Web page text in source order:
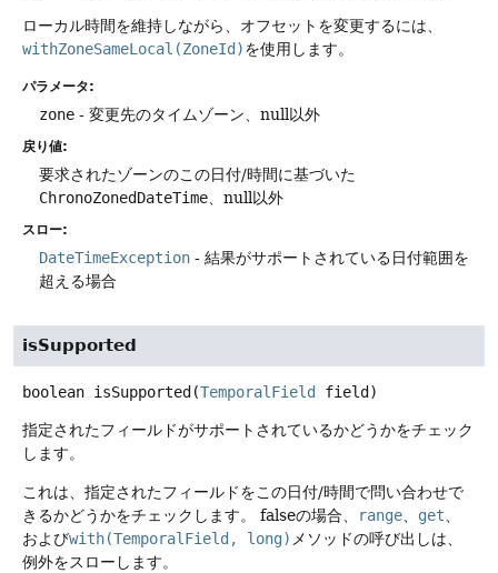
ローカル時間を維持しながら、オフセットを変更するには、
withZoneSameLocal(ZoneId)を使用します。
パラメータ:
zone - 変更先のタイムゾーン、null以外
戻り値:
要求されたゾーンのこの日付/時間に基づいた
ChronoZonedDateTime 、null以外
スロー:
DateTimeException - 結果がサポートされている日付範囲を
超える場合
isSupported
boolean isSupported (TemporalField field)
指定されたフィールドがサポートされているかどうかをチェック
します。
これは、指定されたフィールドをこの日付/時間で問い合わせで
きるかどうかをチェックします。
falseの場合、 range get
およびwith(TemporalField, long) メソッドの呼び出しは、
例外をスローします。